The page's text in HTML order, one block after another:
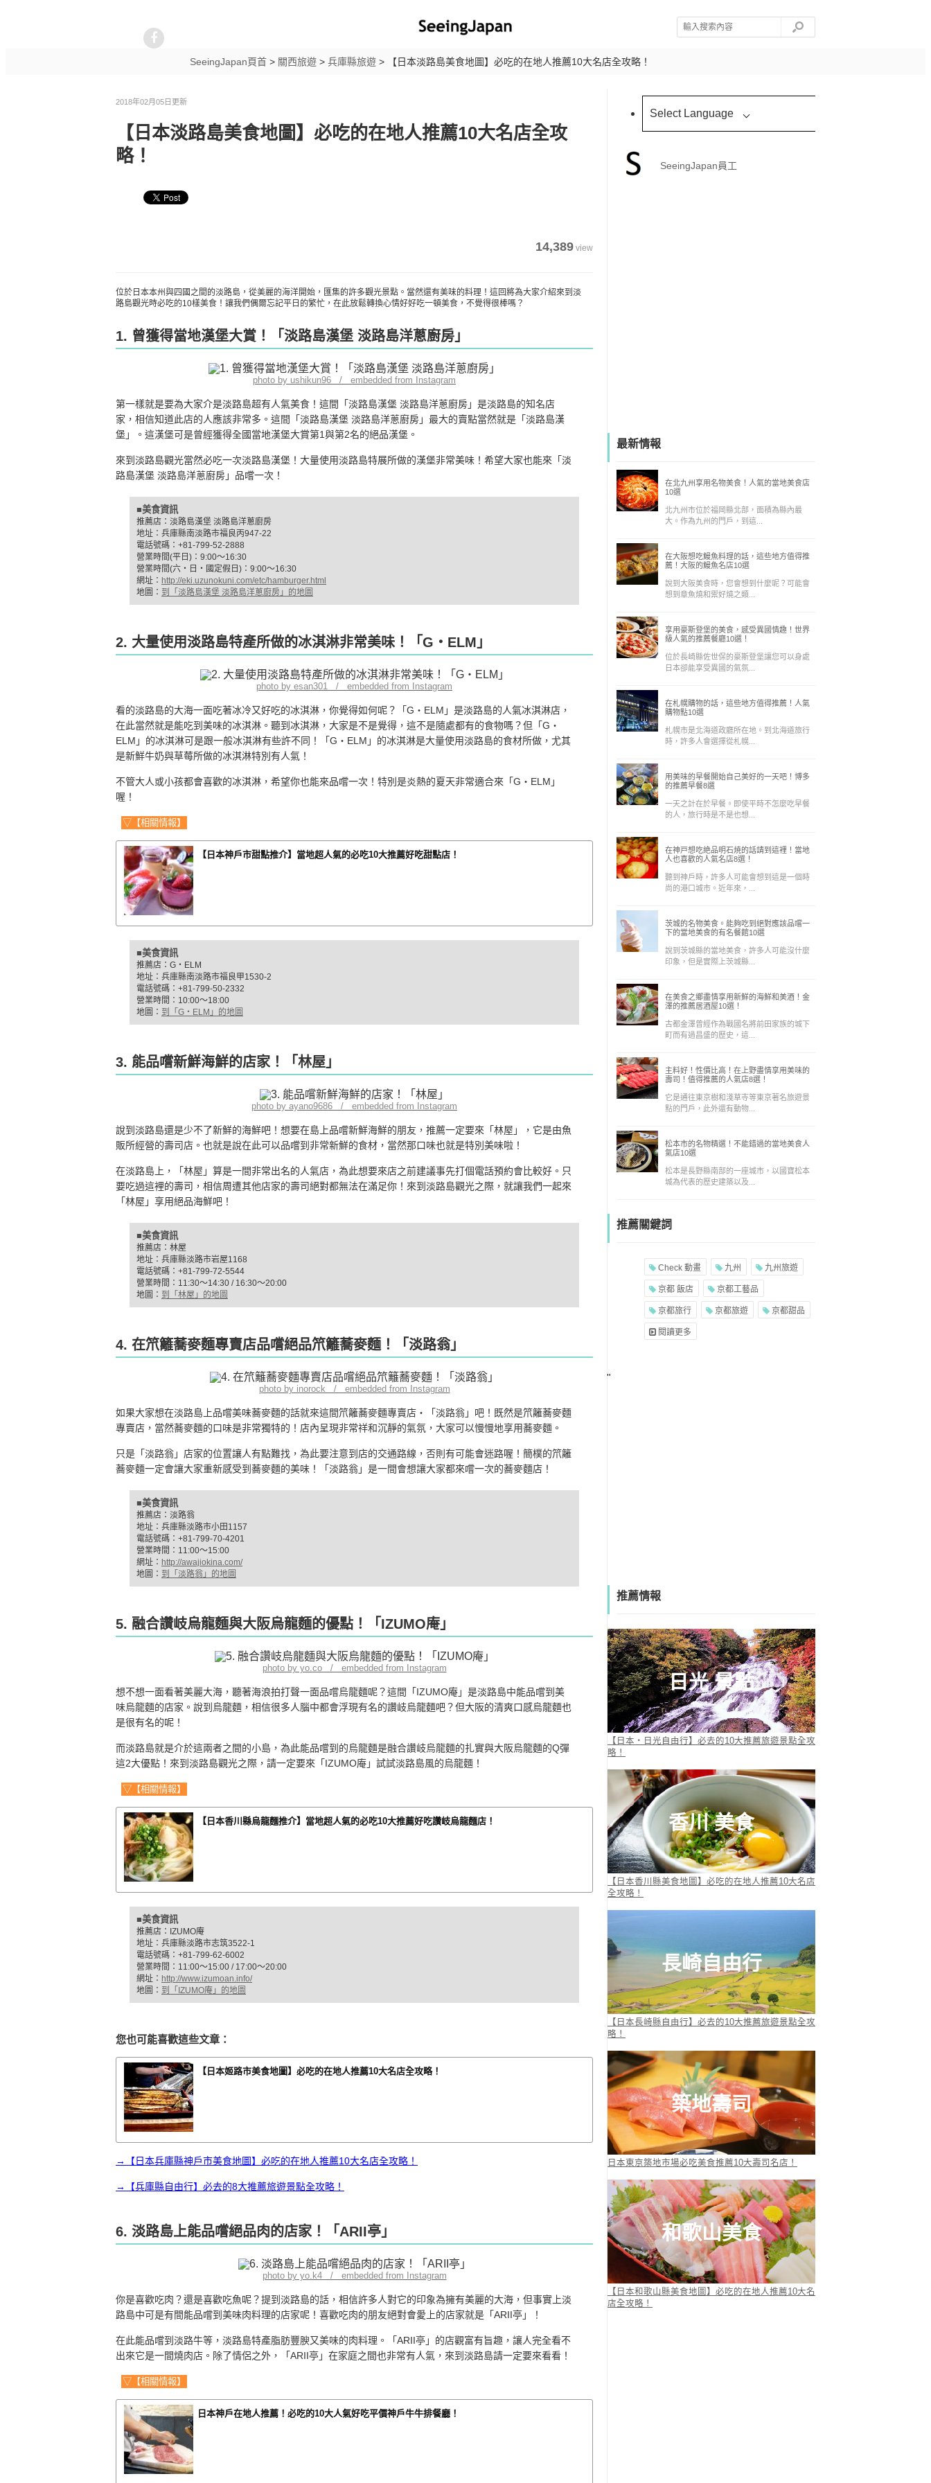
SeeingJapan頁首> 關西旅遊> 兵庫縣旅遊> 【日本淡路島美食地圖】必吃的在地人推薦10大名店全攻略！
2018年02月05日更新
【日本淡路島美食地圖】必吃的在地人推薦10大名店全攻
略！
14,389 view
位於日本本州與四國之間的淡路島，從美麗的海洋開始，匯集的許多觀光景點。當然還有美味的料理！這回將為大家介紹來到淡
路島觀光時必吃的10樣美食！讓我們偶爾忘記平日的繁忙，在此放鬆轉換心情好好吃一頓美食，不覺得很棒嗎？
1. 曾獲得當地漢堡大賞！「淡路島漢堡 淡路島洋蔥廚房」
photo by ushikun96 / embedded from Instagram
第一樣就是要為大家介是淡路島超有人氣美食！這間「淡路島漢堡 淡路島洋蔥廚房」是淡路島的知名店
家，相信知道此店的人應該非常多。這間「淡路島漢堡 淡路島洋蔥廚房」最大的賣點當然就是「淡路島漢
堡」。這漢堡可是曾經獲得全國當地漢堡大賞第1與第2名的絕品漢堡。
來到淡路島觀光當然必吃一次淡路島漢堡！大量使用淡路島特展所做的漢堡非常美味！希望大家也能來「淡
路島漢堡 淡路島洋蔥廚房」品嚐一次！
■美食資訊
推薦店：淡路島漢堡 淡路島洋蔥廚房
地址：兵庫縣南淡路市福良丙947-22
電話號碼：+81-799-52-2888
營業時間(平日)：9:00〜16:30
營業時間(六‧日‧國定假日)：9:00〜16:30
網址： http://eki.uzunokuni.com/etc/hamburger.html
地圖： 到「淡路島漢堡 淡路島洋蔥廚房」的地圖
2. 大量使用淡路島特產所做的冰淇淋非常美味！「G‧ELM」
photo by esan301 / embedded from Instagram
看的淡路島的大海一面吃著冰冷又好吃的冰淇淋，你覺得如何呢？「G‧ELM」是淡路島的人氣冰淇淋店，
在此當然就是能吃到美味的冰淇淋。聽到冰淇淋，大家是不是覺得，這不是隨處都有的食物嗎？但「G‧
ELM」的冰淇淋可是跟一般冰淇淋有些許不同！「G‧ELM」的冰淇淋是大量使用淡路島的食材所做，尤其
是新鮮牛奶與草莓所做的冰淇淋特別有人氣！
不管大人或小孩都會喜歡的冰淇淋，希望你也能來品嚐一次！特別是炎熱的夏天非常適合來「G‧ELM」
喔！
▽【相關情報】
【日本神戶市甜點推介】當地超人氣的必吃10大推薦好吃甜點店！
■美食資訊
推薦店：G‧ELM
地址：兵庫縣南淡路市福良甲1530-2
電話號碼：+81-799-50-2332
營業時間：10:00〜18:00
地圖： 到「G‧ELM」的地圖
3. 能品嚐新鮮海鮮的店家！「林屋」
photo by ayano9686 / embedded from Instagram
說到淡路島還是少不了新鮮的海鮮吧！想要在島上品嚐新鮮海鮮的朋友，推薦一定要來「林屋」，它是由魚
販所經營的壽司店。也就是說在此可以品嚐到非常新鮮的食材，當然那口味也就是特別美味啦！
在淡路島上，「林屋」算是一間非常出名的人氣店，為此想要來店之前建議事先打個電話預約會比較好。只
要吃過這裡的壽司，相信周遭其他店家的壽司絕對都無法在滿足你！來到淡路島觀光之際，就讓我們一起來
「林屋」享用絕品海鮮吧！
■美食資訊
推薦店：林屋
地址：兵庫縣淡路市岩屋1168
電話號碼：+81-799-72-5544
營業時間：11:30〜14:30 / 16:30〜20:00
地圖： 到「林屋」的地圖
4. 在笊籬蕎麥麵專賣店品嚐絕品笊籬蕎麥麵！「淡路翁」
photo by inorock / embedded from Instagram
如果大家想在淡路島上品嚐美味蕎麥麵的話就來這間笊籬蕎麥麵專賣店‧「淡路翁」吧！既然是笊籬蕎麥麵
專賣店，當然蕎麥麵的口味是非常獨特的！店內呈現非常祥和沉靜的氣氛，大家可以慢慢地享用蕎麥麵。
只是「淡路翁」店家的位置讓人有點難找，為此要注意到店的交通路線，否則有可能會迷路喔！簡樸的笊籬
蕎麥麵一定會讓大家重新感受到蕎麥麵的美味！「淡路翁」是一間會想讓大家都來嚐一次的蕎麥麵店！
■美食資訊
推薦店：淡路翁
地址：兵庫縣淡路市小田1157
電話號碼：+81-799-70-4201
營業時間：11:00〜15:00
網址： http://awajiokina.com/
地圖： 到「淡路翁」的地圖
5. 融合讚岐烏龍麵與大阪烏龍麵的優點！「IZUMO庵」
photo by yo.co / embedded from Instagram
想不想一面看著美麗大海，聽著海浪拍打聲一面品嚐烏龍麵呢？這間「IZUMO庵」是淡路島中能品嚐到美
味烏龍麵的店家。說到烏龍麵，相信很多人腦中都會浮現有名的讚岐烏龍麵吧？但大阪的清爽口感烏龍麵也
是很有名的呢！
而淡路島就是介於這兩者之間的小島，為此能品嚐到的烏龍麵是融合讚岐烏龍麵的扎實與大阪烏龍麵的Q彈
這2大優點！來到淡路島觀光之際，請一定要來「IZUMO庵」試試淡路島風的烏龍麵！
▽【相關情報】
【日本香川縣烏龍麵推介】當地超人氣的必吃10大推薦好吃讚岐烏龍麵店！
■美食資訊
推薦店：IZUMO庵
地址：兵庫縣淡路市志筑3522-1
電話號碼：+81-799-62-6002
營業時間：11:00〜15:00 / 17:00〜20:00
網址： http://www.izumoan.info/
地圖： 到「IZUMO庵」的地圖
您也可能喜歡這些文章：
【日本姬路市美食地圖】必吃的在地人推薦10大名店全攻略！
→【日本兵庫縣神戶市美食地圖】必吃的在地人推薦10大名店全攻略！
→【兵庫縣自由行】必去的8大推薦旅遊景點全攻略！
6. 淡路島上能品嚐絕品肉的店家！「ARII亭」
photo by yo.k4 / embedded from Instagram
你是喜歡吃肉？還是喜歡吃魚呢？提到淡路島的話，相信許多人對它的印象為擁有美麗的大海，但事實上淡
路島中可是有間能品嚐到美味肉料理的店家呢！喜歡吃肉的朋友絕對會愛上的店家就是「ARII亭」！
在此能品嚐到淡路牛等，淡路島特產脂肪豐腴又美味的肉料理。「ARII亭」的店觀富有旨趣，讓人完全看不
出來它是一間燒肉店。除了情侶之外，「ARII亭」在家庭之間也非常有人氣，來到淡路島請一定要來看看！
▽【相關情報】
日本神戶在地人推薦！必吃的10大人氣好吃平價神戶牛牛排餐廳！
Select Language
SeeingJapan員工
最新情報
在北九州享用名物美食！人氣的當地美食店
10選
北九州市位於福岡縣北部，面積為縣內最
大。作為九州的門戶，到這...
在大阪想吃鰻魚料理的話，這些地方值得推
薦！大阪的鰻魚名店10選
說到大阪美食時，您會想到什麼呢？可能會
想到章魚燒和禦好燒之類...
享用豪斯登堡的美食，感受異國情趣！世界
級人氣的推薦餐廳10選！
位於長崎縣佐世保的豪斯登堡讓您可以身處
日本卻能享受異國的氣氛...
在札幌購物的話，這些地方值得推薦！人氣
購物點10選
札幌市是北海道政廳所在地。到北海道旅行
時，許多人會選擇從札幌...
用美味的早餐開始自己美好的一天吧！博多
的推薦早餐8選
一天之計在於早餐。即使平時不怎麼吃早餐
的人，旅行時是不是也想...
在神戸想吃絶品明石焼的話請到這裡！當地
人也喜歡的人氣名店8選！
聽到神戶時，許多人可能會想到這是一個時
尚的港口城市。近年來，...
茨城的名物美食。能夠吃到絕對應該品嚐一
下的當地美食的有名餐館10選
說到茨城縣的當地美食，許多人可能沒什麼
印象，但是實際上茨城縣...
在美食之鄉盡情享用新鮮的海鮮和美酒！金
澤的推薦居酒屋10選！
古都金澤曾經作為戰國名將前田家族的城下
町而有過昌盛的歷史，這...
主料好！性價比高！在上野盡情享用美味的
壽司！值得推薦的人氣店8選！
它是通往東京樹和淺草寺等東京著名旅遊景
點的門戶，此外還有動物...
松本市的名物精選！不能錯過的當地美食人
氣店10選
松本是長野縣南部的一座城市，以國寶松本
城為代表的歷史建築以及...
推薦關鍵詞
Check 動畫 九州 九州旅遊
京都 飯店 京都工藝品
京都旅行 京都旅遊 京都甜品
閱讀更多
"
推薦情報
日光 景點
【日本・日光自由行】必去的10大推薦旅遊景點全攻
略！
香川 美食
【日本香川縣美食地圖】必吃的在地人推薦10大名店
全攻略！
長崎自由行
【日本長崎縣自由行】必去的10大推薦旅遊景點全攻
略！
築地壽司
日本東京築地市場必吃美食推薦10大壽司名店！
和歌山美食
【日本和歌山縣美食地圖】必吃的在地人推薦10大名
店全攻略！